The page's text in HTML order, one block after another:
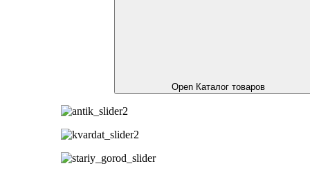
Open Каталог товаров